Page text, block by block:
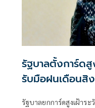
รัฐบาลตั้งการ์ดสู
รับมือฝนเดือนสิ
รัฐบาลยกการ์ดสูงเฝ้าร